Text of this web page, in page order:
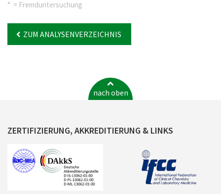
° = Fremduntersuchung
ZUM ANALYSENVERZEICHNIS
nach oben
ZERTIFIZIERUNG, AKKREDITIERUNG & LINKS